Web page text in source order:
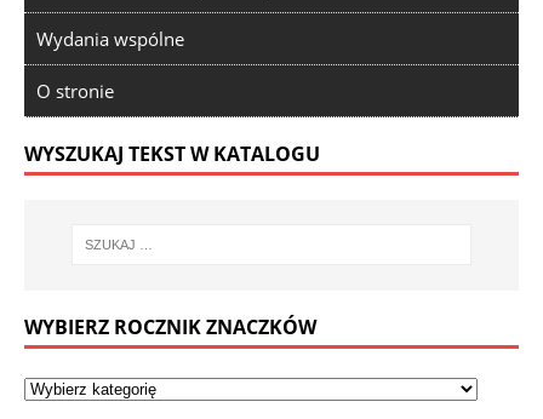
Wydania wspólne
O stronie
WYSZUKAJ TEKST W KATALOGU
WYBIERZ ROCZNIK ZNACZKÓW